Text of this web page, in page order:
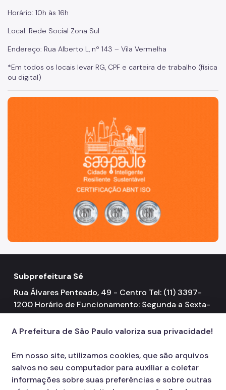
Horário: 10h às 16h
Local: Rede Social Zona Sul
Endereço: Rua Alberto L, nº 143 – Vila Vermelha
*Em todos os locais levar RG, CPF e carteira de trabalho (física
ou digital)
São Paulo, cidade inteligente, resiliente e sustentável
Subprefeitura Sé
Rua Álvares Penteado, 49 - Centro Tel: (11) 3397-
1200 Horário de Funcionamento: Segunda a Sexta-
feira 08h00 às 17h00
A Prefeitura de São Paulo valoriza sua privacidade!
Em nosso site, utilizamos cookies, que são arquivos
salvos no seu computador para auxiliar a coletar
informações sobre suas preferências e sobre outras